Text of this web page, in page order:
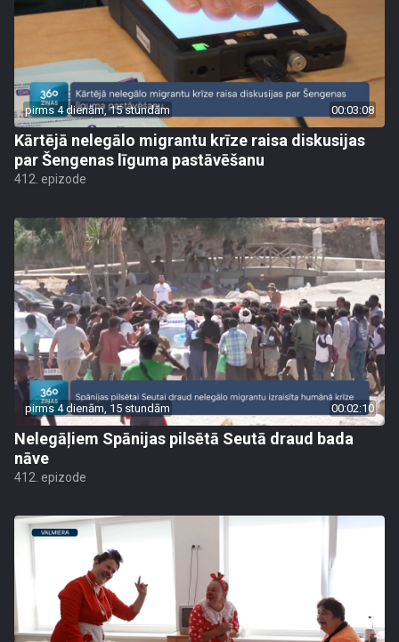
pirms 4 dienām, 15 stundām 00:03:08
Kārtējā nelegālo migrantu krīze raisa diskusijas
par Šengenas līguma pastāvēšanu
412. epizode
pirms 4 dienām, 15 stundām 00:02:10
Nelegāļiem Spānijas pilsētā Seutā draud bada
nāve
412. epizode